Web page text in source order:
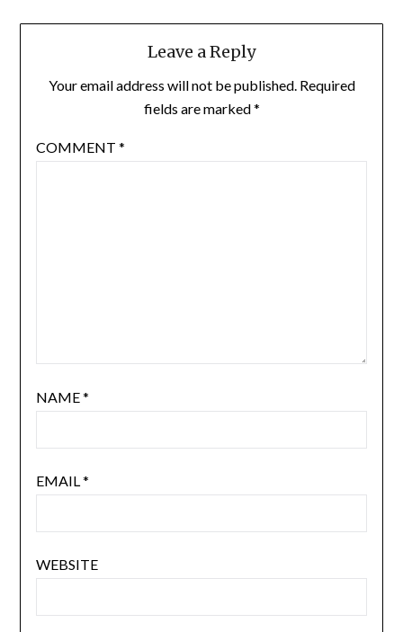
Leave a Reply
Your email address will not be published. Required
fields are marked*
COMMENT *
NAME*
EMAIL*
WEBSITE